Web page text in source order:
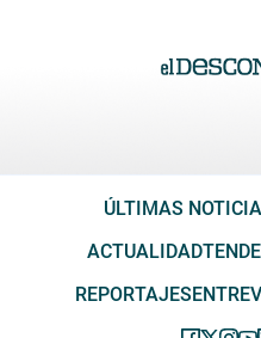
ÚLTIMAS
ACTUALIDAD
REPORTAJES